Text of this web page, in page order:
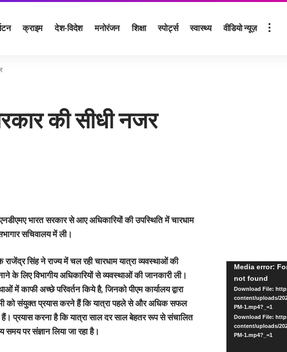
क्राइम देश-विदेश मनोरंजन शिक्षा स्पोर्ट्स स्वास्थ्य वीडियो न्यूज़
की सीधी नजर
भारत सरकार से आए अधिकारियों की उपस्थिति में चारधाम
सचिवालय में ली।
सिंह ने राज्य में चल रही चारधाम यात्रा व्यवस्थाओं की
के लिए विभागीय अधिकारियों से व्यवस्थाओं की जानकारी ली।
में काफी अच्छे परिवर्तन किये है, जिनको पीएम कार्यालय द्वारा
को संयुक्त प्रयास करने हैं कि यात्रा पहले से और अधिक सफल
प्रयास करना है कि यात्रा साल दर साल बेहतर रूप से संचालित
समय पर संज्ञान लिया जा रहा है।
Video
Player
Media error:
not found
Download File:
content/uploads/
PM-1.mp4?_=1
Download File:
content/uploads/
PM-1.mp4?_=1